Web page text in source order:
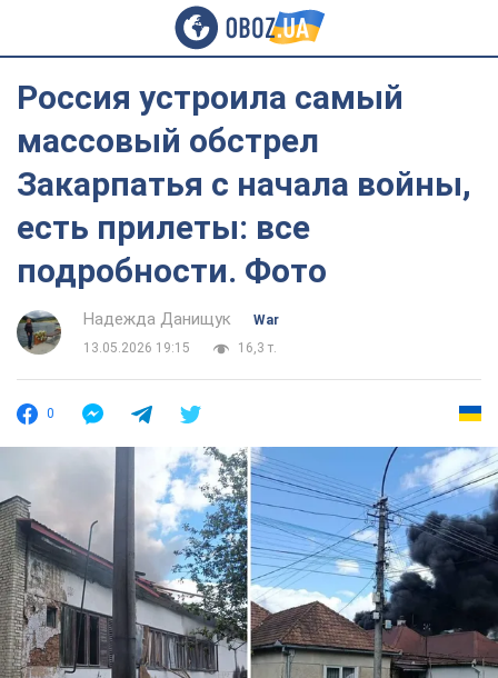
Россия устроила самый
массовый обстрел
Закарпатья с начала войны,
есть прилеты: все
подробности. Фото
Надежда Данищук
War
13.05.2026 19:15
16,3 т.
0